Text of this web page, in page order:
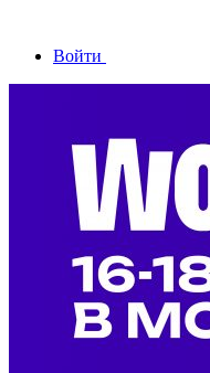
Войти